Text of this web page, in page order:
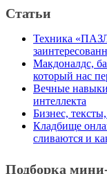
Статьи
Техника
Макдоналдс,
который нас
Вечные
интеллекта
Бизнес,
Кладбище
сливаются и
Подборка